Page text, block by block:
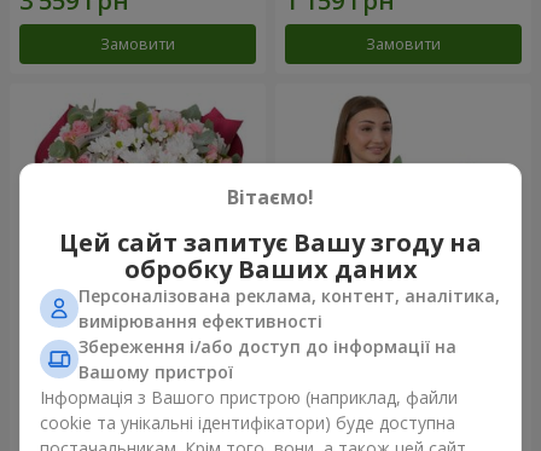
Замовити Замовити
Букет "Чарівність ніжності"
3 749 грн
Композиція "Білосніжна
гармонія"
3 145 грн
Вітаємо!
Цей сайт запитує Вашу згоду на
обробку Ваших даних
Персоналізована реклама, контент, аналітика,
вимірювання ефективності
Збереження і/або доступ до інформації на
Вашому пристрої
Інформація з Вашого пристрою (наприклад, файли
cookie та унікальні ідентифікатори) буде доступна